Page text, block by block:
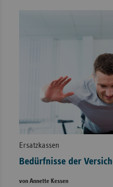
Ersatzkassen
Bedürfnisse der
von Annette Kessen